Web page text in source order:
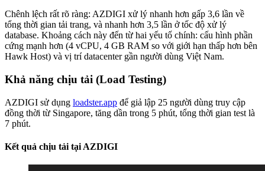
Chênh lệch rất rõ ràng: AZDIGI xử lý nhanh hơn gấp 3,6 lần về
tổng thời gian tải trang, và nhanh hơn 3,5 lần ở tốc độ xử lý
database. Khoảng cách này đến từ hai yếu tố chính: cấu hình phần
cứng mạnh hơn (4 vCPU, 4 GB RAM so với giới hạn thấp hơn bên
Hawk Host) và vị trí datacenter gần người dùng Việt Nam.
Khả năng chịu tải (Load Testing)
AZDIGI sử dụng loadster.app để giả lập 25 người dùng truy cập
đồng thời từ Singapore, tăng dần trong 5 phút, tổng thời gian test là
7 phút.
Kết quả chịu tải tại AZDIGI